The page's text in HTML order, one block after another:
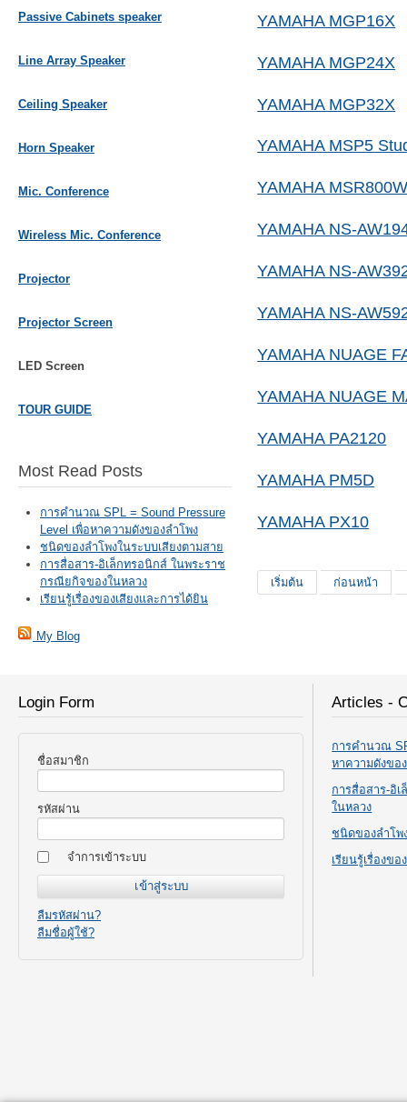
Passive Cabinets speaker
Line Array Speaker
Ceiling Speaker
Horn Speaker
Mic. Conference
Wireless Mic. Conference
Projector
Projector Screen
LED Screen
TOUR GUIDE
Most Read Posts
การคำนวณ SPL = Sound Pressure
Level เพื่อหาความดังของลำโพง
ชนิดของลำโพงในระบบเสียงตามสาย
การสื่อสาร-อิเล็กทรอนิกส์ ในพระราช
กรณียกิจของในหลวง
เรียนรู้เรื่องของเสียงและการได้ยิน
My Blog
YAMAHA MGP16X
YAMAHA MGP24X
YAMAHA MGP32X
YAMAHA MSP5
YAMAHA
YAMAHA NS-
YAMAHA NS-
YAMAHA NS-
YAMAHA NUAGE
YAMAHA NUAGE
YAMAHA PA2120
YAMAHA PM5D
YAMAHA PX10
เริ่มต้น ก่อนหน้า
Login Form
ชื่อสมาชิก
รหัสผ่าน
จำการเข้าระบบ
ลืมรหัสผ่าน?
ลืมชื่อผู้ใช้?
Articles -
การคำนวณ
หาความดังขอ
การสื่อสาร-อิ
ในหลวง
ชนิดของลำโพ
เรียนรู้เรื่องขอ